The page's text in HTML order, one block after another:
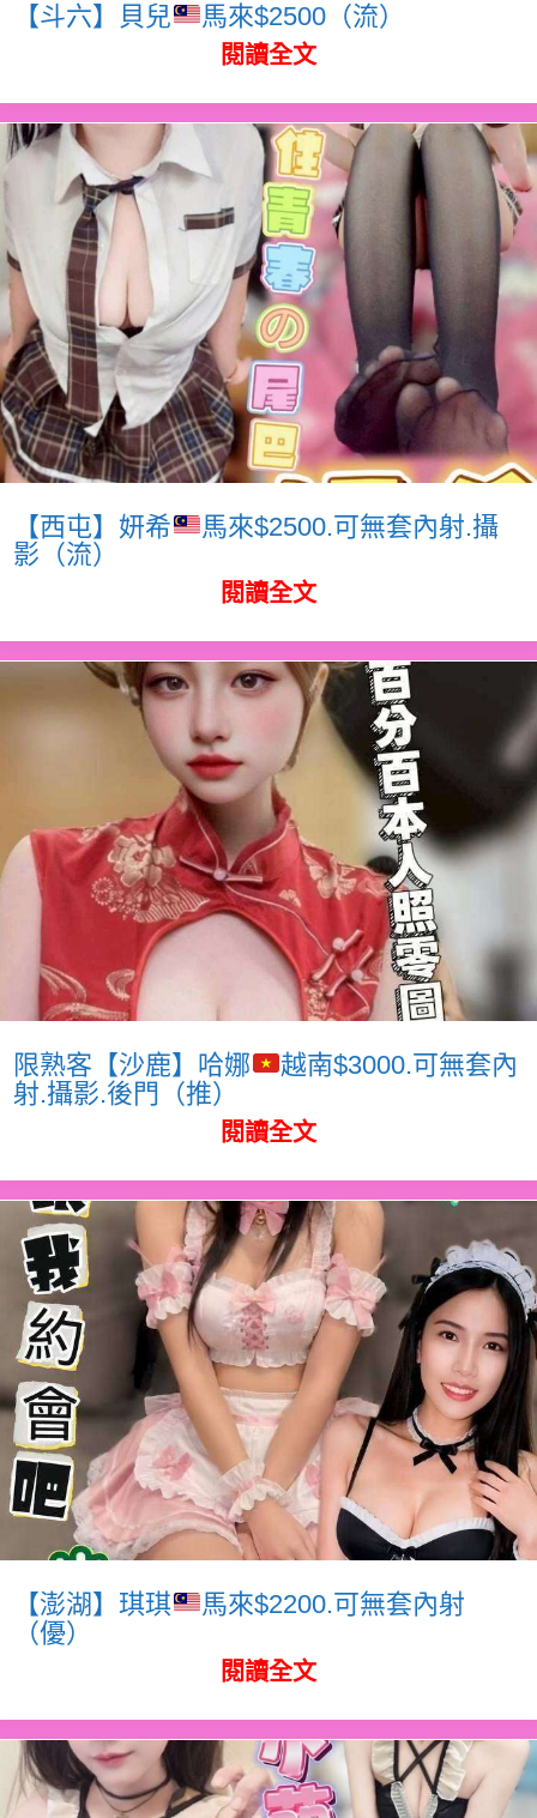
【斗六】貝兒 馬來$2500（流）
閱讀全文
【西屯】妍希
馬來$2500.可無套內射.攝
影（流）
閱讀全文
限熟客【沙鹿】哈娜
越南$3000.可無套內
射.攝影.後門（推）
閱讀全文
【澎湖】琪琪
馬來$2200.可無套內射
（優）
閱讀全文